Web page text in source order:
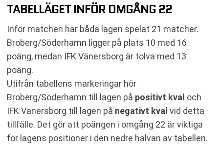
TABELLÄGET INFÖR OMGÅNG 22
Inför matchen har båda lagen spelat 21 matcher.
Broberg/Söderhamn ligger på plats 10 med 16
poäng, medan IFK Vänersborg är tolva med 13
poäng.
Utifrån tabellens markeringar hör
Broberg/Söderhamn till lagen på positivt kval och
IFK Vänersborg till lagen på negativt kval vid detta
tillfälle. Det gör att poängen i omgång 22 är viktiga
för lagens positioner i den nedre halvan av tabellen.